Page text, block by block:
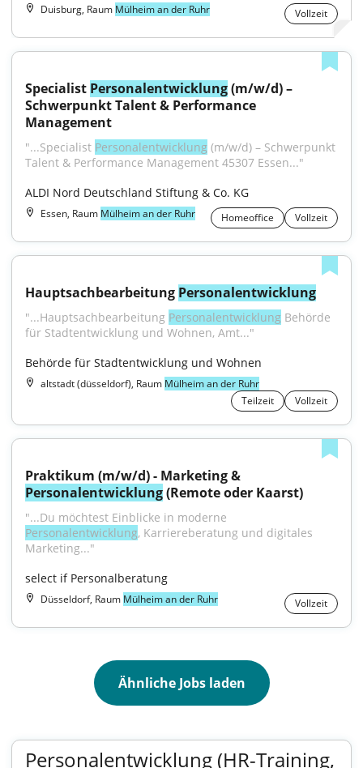
Duisburg, Raum Mülheim an der Ruhr Vollzeit
Specialist Personalentwicklung (m/w/d) –
Schwerpunkt Talent & Performance
Management
"...Specialist Personalentwicklung (m/w/d) – Schwerpunkt
Talent & Performance Management 45307 Essen..."
ALDI Nord Deutschland Stiftung & Co. KG
Essen, Raum Mülheim an der Ruhr Homeoffice Vollzeit
Hauptsachbearbeitung Personalentwicklung
"...Hauptsachbearbeitung Personalentwicklung Behörde
für Stadtentwicklung und Wohnen, Amt..."
Behörde für Stadtentwicklung und Wohnen
altstadt (düsseldorf), Raum Mülheim an der Ruhr
Teilzeit
Vollzeit
Personalentwicklung (Remote oder Kaarst)
Personalentwicklung, Karriereberatung und digitales
Marketing..."
select if Personalberatung
Düsseldorf, Raum Mülheim an der Ruhr Vollzeit
Ähnliche Jobs laden
Personalentwicklung (HR-Training,